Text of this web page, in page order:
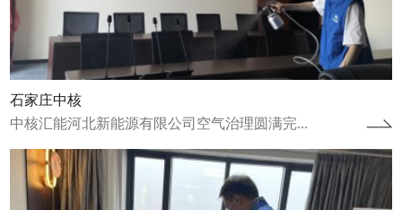
石家庄中核
中核汇能河北新能源有限公司空气治理圆满完...
2023年1月9日完成康养中心治理...